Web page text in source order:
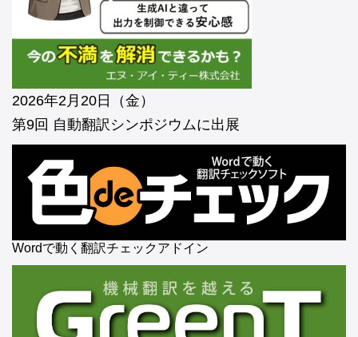
2026年2月20日（金）
第9回 自動翻訳シンポジウムに出展
Wordで動く翻訳チェックアドイン